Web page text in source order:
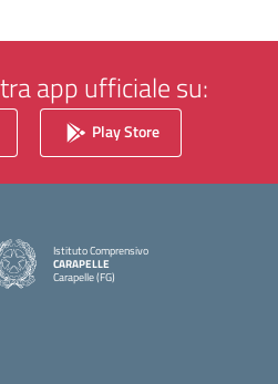
app ufficiale su:
Play Store
Istituto Comprensivo
CARAPELLE
Carapelle (FG)
— Visita la pagina iniziale della scuola